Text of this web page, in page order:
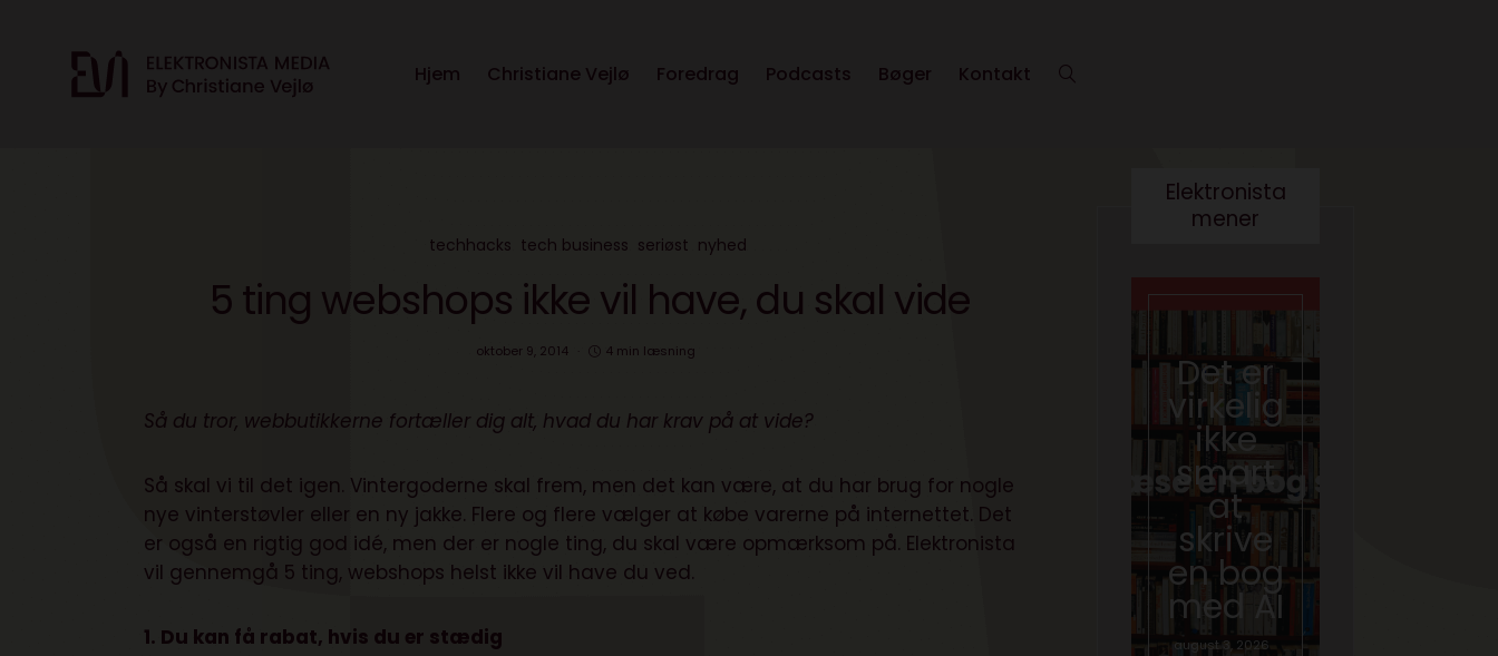
Hjem Christiane Vejlø Foredrag Podcasts Bøger Kontakt
techhacks tech business seriøst nyhed
5 ting webshops ikke vil have, du skal vide
oktober 9, 2014 4 min læsning
Så du tror, webbutikkerne fortæller dig alt, hvad du har krav på at vide?
Så skal vi til det igen. Vintergoderne skal frem, men det kan være, at du har brug for nogle
nye vinterstøvler eller en ny jakke. Flere og flere vælger at købe varerne på internettet. Det
er også en rigtig god idé, men der er nogle ting, du skal være opmærksom på. Elektronista
vil gennemgå 5 ting, webshops helst ikke vil have du ved.
1. Du kan få rabat, hvis du er stædig
Elektronista
mener
Det er
virkelig
ikke
smart
at
skrive
en bog
med AI
august 3, 2026